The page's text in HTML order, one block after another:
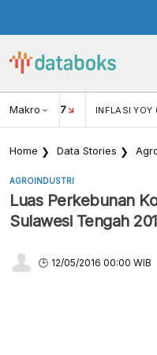
Makro
USD/IDR 17 INFLASI YOY
Home Data Stories
AGROINDUSTRI
Luas Perkebunan
Sulawesi Tengah
12/05/2016 00:00 WIB